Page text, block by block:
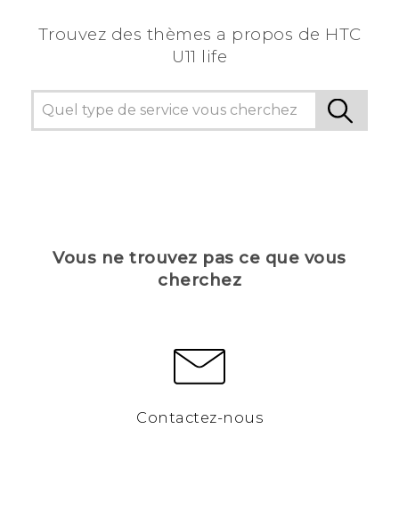
Trouvez des thèmes a propos de HTC
U11 life
Vous ne trouvez pas ce que vous
cherchez
Contactez-nous